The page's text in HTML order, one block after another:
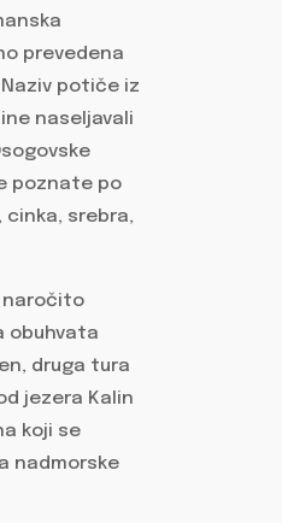
prevedena
potiče iz
naseljavali
poznate po
srebra,
naročito
obuhvata
druga tura
jezera Kalin
koji se
nadmorske